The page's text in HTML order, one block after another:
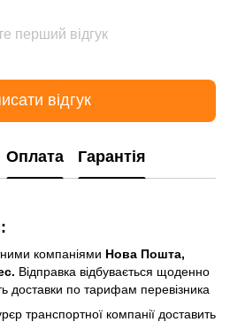
перший відгук
відгук
Оплата Гарантія
компаніями Нова Пошта,
Відправка відбувається щоденно
доставки по тарифам перевізника
транспортної компанії доставить